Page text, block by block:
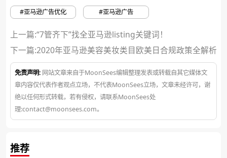
#亚马逊广告优化 #亚马逊广告
上一篇:“7管齐下”找全亚马逊listing关键词！
下一篇:2020年亚马逊美容美妆类目欧美日合规政策全解析
免责声明: 网站文章来自于MoonSees编辑整理发表或转载自其它媒体文
章内容仅代表作者观点立场，不代表MoonSees立场，文章未经许可，谢
绝以任何形式转载，若有侵权，请联系MoonSees处
理:contact@moonsees.com。
推荐